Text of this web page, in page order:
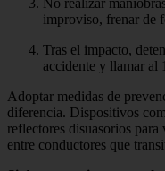
No realizar
improviso, frenar de
Tras el impacto,
accidente y llamar al
Adoptar medidas de
diferencia. Dispositivos
reflectores disuasorios
entre conductores que